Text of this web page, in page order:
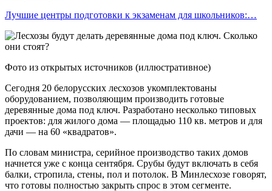
Лучшие центры подготовки к экзаменам для школьников:…
Фото из открытых источников (иллюстративное)
Сегодня 20 белорусских лесхозов укомплектованы
оборудованием, позволяющим производить готовые
деревянные дома под ключ. Разработано несколько типовых
проектов: для жилого дома — площадью 110 кв. метров и для
дачи — на 60 «квадратов».
По словам министра, серийное производство таких домов
начнется уже с конца сентября. Срубы будут включать в себя
балки, стропила, стены, пол и потолок. В Минлесхозе говорят,
что готовы полностью закрыть спрос в этом сегменте.